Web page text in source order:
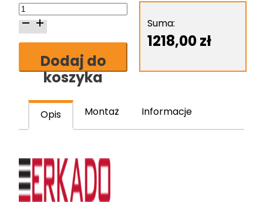
ilość
Erkado
Nemezja
skrzydło
drzwiowe
lakierowane
Dodaj do
koszyka
Suma:
1218,00zł
Opis Montaż Informacje